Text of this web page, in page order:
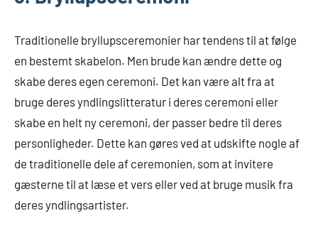
Traditionelle bryllupsceremonier har tendens til at følge
en bestemt skabelon. Men brude kan ændre dette og
skabe deres egen ceremoni. Det kan være alt fra at
bruge deres yndlingslitteratur i deres ceremoni eller
skabe en helt ny ceremoni, der passer bedre til deres
personligheder. Dette kan gøres ved at udskifte nogle af
de traditionelle dele af ceremonien, som at invitere
gæsterne til at læse et vers eller ved at bruge musik fra
deres yndlingsartister.